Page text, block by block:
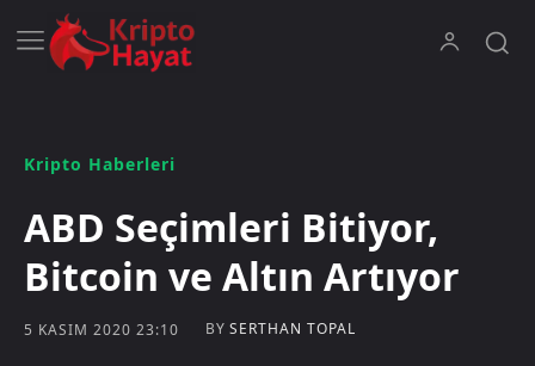
Kripto Haberleri
ABD Seçimleri Bitiyor,
Bitcoin ve Altın Artıyor
5 KASIM 2020 23:10 BY SERTHAN TOPAL